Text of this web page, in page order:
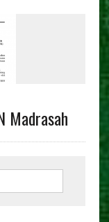
Madrasah